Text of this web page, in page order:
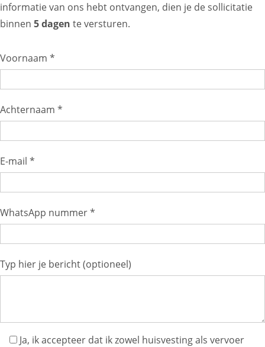
informatie van ons hebt ontvangen, dien je de sollicitatie
binnen 5 dagen te versturen.
Voornaam *
Achternaam *
E-mail *
WhatsApp nummer *
Typ hier je bericht (optioneel)
Ja, ik accepteer dat ik zowel huisvesting als vervoer